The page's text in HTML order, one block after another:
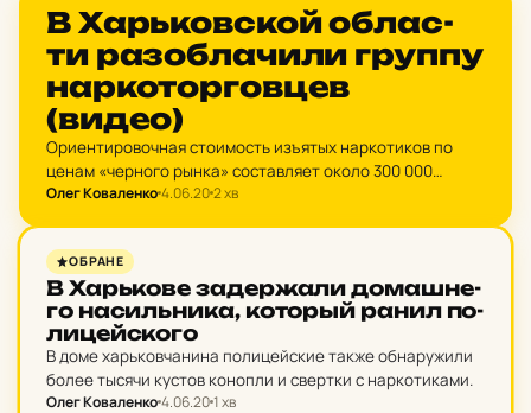
НОВИНИ ХАРКОВА
В Харь­ков­ской об­лас­
ти ра­зоб­ла­чи­ли группу
нар­ко­тор­гов­цев
(видео)
Ориентировочная стоимость изъятых наркотиков по
ценам «черного рынка» составляет около 300 000
гривен.
Олег Коваленко4.06.202 хв
НОВИНИ ХАРКОВА
ОБРАНЕ
В Харь­ко­ве за­дер­жа­ли до­маш­не­
го на­силь­ни­ка, ко­торый ранил по­
ли­цей­ско­го
В доме харьковчанина полицейские также обнаружили
более тысячи кустов конопли и свертки с наркотиками.
Олег Коваленко4.06.201 хв